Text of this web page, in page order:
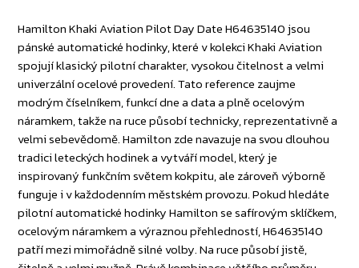
Hamilton Khaki Aviation Pilot Day Date H64635140 jsou
pánské automatické hodinky, které v kolekci Khaki Aviation
spojují klasický pilotní charakter, vysokou čitelnost a velmi
univerzální ocelové provedení. Tato reference zaujme
modrým číselníkem, funkcí dne a data a plně ocelovým
náramkem, takže na ruce působí technicky, reprezentativně a
velmi sebevědomě. Hamilton zde navazuje na svou dlouhou
tradici leteckých hodinek a vytváří model, který je
inspirovaný funkčním světem kokpitu, ale zároveň výborně
funguje i v každodenním městském provozu. Pokud hledáte
pilotní automatické hodinky Hamilton se safírovým sklíčkem,
ocelovým náramkem a výraznou přehledností, H64635140
patří mezi mimořádně silné volby. Na ruce působí jistě,